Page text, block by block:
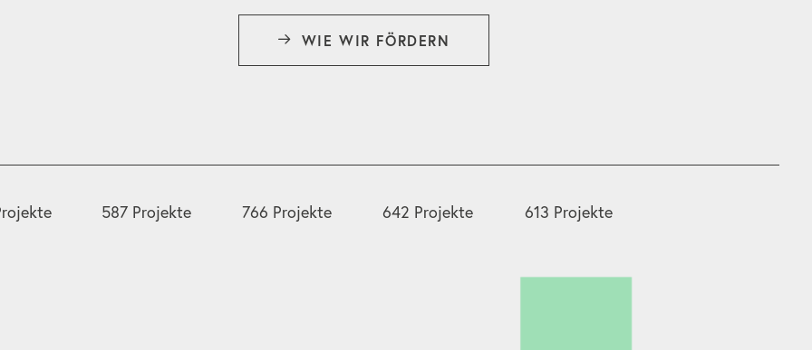
WIE WIR FÖRDERN
587 Projekte 766 Projekte 642 Projekte 613 Projekte